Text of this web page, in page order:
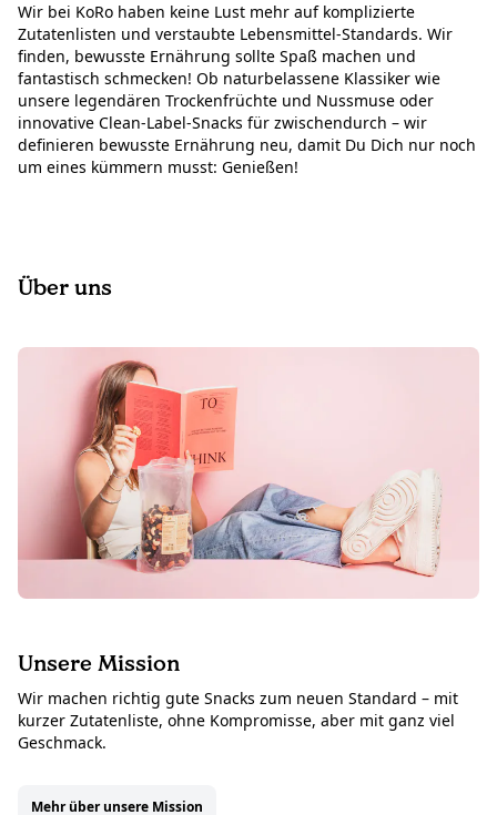
Wir bei KoRo haben keine Lust mehr auf komplizierte
Zutatenlisten und verstaubte Lebensmittel-Standards. Wir
finden, bewusste Ernährung sollte Spaß machen und
fantastisch schmecken! Ob naturbelassene Klassiker wie
unsere legendären Trockenfrüchte und Nussmuse oder
innovative Clean-Label-Snacks für zwischendurch – wir
definieren bewusste Ernährung neu, damit Du Dich nur noch
um eines kümmern musst: Genießen!
Über uns
Unsere Mission
Wir machen richtig gute Snacks zum neuen Standard – mit
kurzer Zutatenliste, ohne Kompromisse, aber mit ganz viel
Geschmack.
Mehr über unsere Mission